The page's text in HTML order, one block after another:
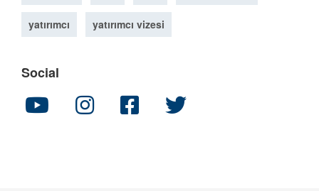
yatırımcı yatırımcı vizesi
Social